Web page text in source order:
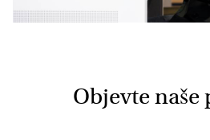
Objevte naše